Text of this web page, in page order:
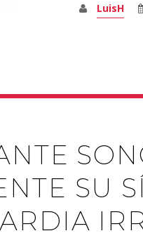
LuisH
SU